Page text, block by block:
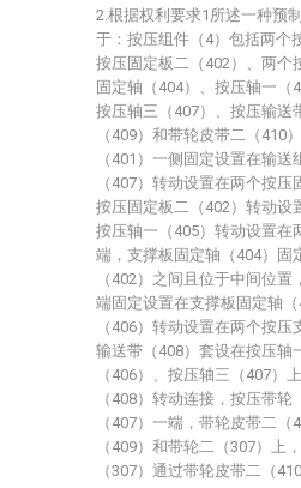
2.根据权利要求1所述一种预
于：按压组件（4）包括两个
按压固定板二（402）、两个
固定轴（404）、按压轴一（
按压轴三（407）、按压输送
（409）和带轮皮带二（410
（401）一侧固定设置在输
（407）转动设置在两个按
按压固定板二（402）转动设
按压轴一（405）转动设置在
端，支撑板固定轴（404）固
（402）之间且位于中间位
端固定设置在支撑板固定轴
（406）转动设置在两个按
输送带（408）套设在按压轴
（406）、按压轴三（407）
（408）转动连接，按压带
（407）一端，带轮皮带二
（409）和带轮二（307）上
（307）通过带轮皮带二（